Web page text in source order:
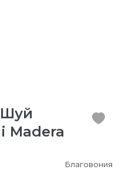
Madera
Благовония